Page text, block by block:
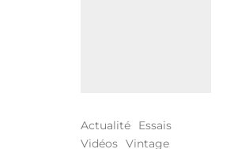
Actualité
Essais
Vidéos Vintage